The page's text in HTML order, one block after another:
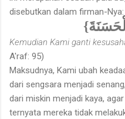
disebutkan dalam firman-Nya:
Kemudian Kami ganti
A'raf: 95)
Maksudnya, Kami ubah
dari sengsara menjadi
dari miskin menjadi kaya,
ternyata mereka tidak